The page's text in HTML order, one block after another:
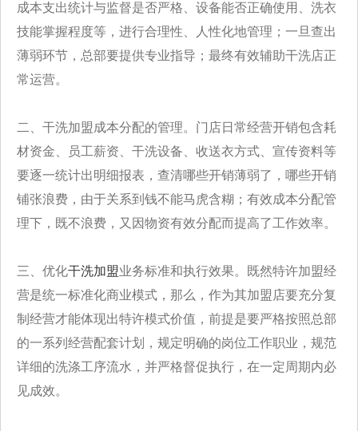
成本支出统计与监督是否严格、设备能否正确使用、洗衣
技能掌握程度等，进行合理性、人性化地管理；一旦查出
薄弱环节，总部要提供专业指导；最终有效辅助干洗店正
常运营。
二、干洗加盟成本分配的管理。门店日常经营开销包含耗
材资金、员工薪资、干洗设备、收送衣方式、宣传资料等
要逐一统计出明细报表，查清哪些开销薄弱了，哪些开销
铺张浪费，由于关系到钱不能马虎含糊；有效成本分配管
理下，既不浪费，又因物资有效分配而提高了工作效率。
三、优化干洗加盟业务标准和执行效果。既然特许加盟经
营是统一标准化商业模式，那么，作为其加盟店要充分复
制经营才能体现出特许模式价值，前提是要严格按照总部
的一系列经营配套计划，规定明确的岗位工作职业，规范
详细的洗涤工序流水，并严格督促执行，在一定周期内必
见成效。